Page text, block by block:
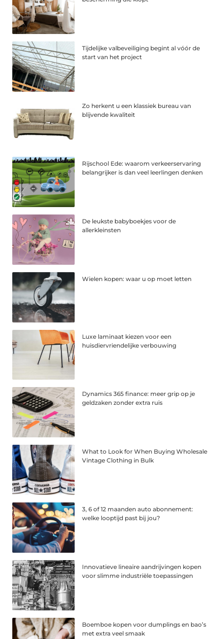
Tijdelijke valbeveiliging begint al vóór de
start van het project
Zo herkent u een klassiek bureau van
blijvende kwaliteit
Rijschool Ede: waarom verkeerservaring
belangrijker is dan veel leerlingen denken
De leukste babyboekjes voor de
allerkleinsten
Wielen kopen: waar u op moet letten
Luxe laminaat kiezen voor een
huisdiervriendelijke verbouwing
Dynamics 365 finance: meer grip op je
geldzaken zonder extra ruis
What to Look for When Buying Wholesale
Vintage Clothing in Bulk
3, 6 of 12 maanden auto abonnement:
welke looptijd past bij jou?
Innovatieve lineaire aandrijvingen kopen
voor slimme industriële toepassingen
Boemboe kopen voor dumplings en bao’s
met extra veel smaak